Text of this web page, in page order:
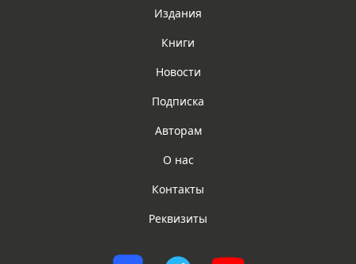
Издания
Книги
Новости
Подписка
Авторам
О нас
Контакты
Реквизиты